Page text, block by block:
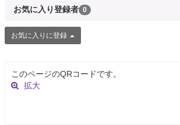
お気に入り登録者 0
お気に入りに登録
このページのQRコードです。
拡大